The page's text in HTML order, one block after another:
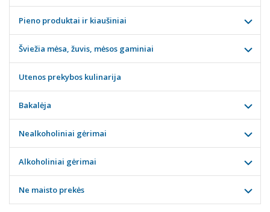
Pieno produktai ir kiaušiniai
Šviežia mėsa, žuvis, mėsos gaminiai
Utenos prekybos kulinarija
Bakalėja
Nealkoholiniai gėrimai
Alkoholiniai gėrimai
Ne maisto prekės